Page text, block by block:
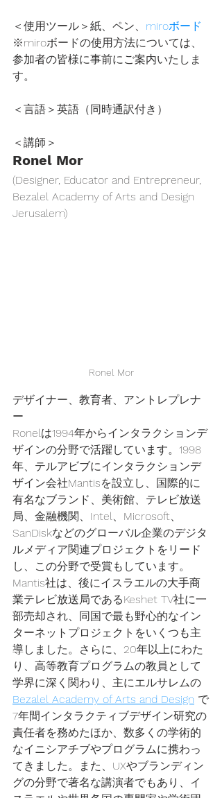
＜使用ツール＞紙、ペン、 miroボード
※miroボードの使用方法については、
参加者の皆様に事前にご案内いたしま
す。
＜言語＞英語（同時通訳付き）
＜講師＞
Ronel Mor
(Designer, Educator and Entrepreneur,
Bezalel Academy of Arts and Design
Jerusalem)
Ronel Mor
デザイナー、教育者、アントレプレナ
ー
Ronelは1994年からインタラクションデ
ザインの分野で活躍しています。1998
年、テルアビブにインタラクションデ
ザイン会社Mantisを設立し、国際的に
有名なブランド、美術館、テレビ放送
局、金融機関、Intel、Microsoft、
SanDiskなどのグローバル企業のデジタ
ルメディア関連プロジェクトをリード
し、この分野で受賞もしています。
Mantis社は、後にイスラエルの大手商
業テレビ放送局であるKeshet TV社に一
部売却され、同国で最も野心的なイン
ターネットプロジェクトをいくつも主
導しました。さらに、20年以上にわた
り、高等教育プログラムの教員として
学界に深く関わり、主にエルサレムの
Bezalel Academy of Arts and Design で
7年間インタラクティブデザイン研究の
責任者を務めたほか、数多くの学術的
なイニシアチブやプログラムに携わっ
てきました。また、UXやブランディン
グの分野で著名な講演者でもあり、イ